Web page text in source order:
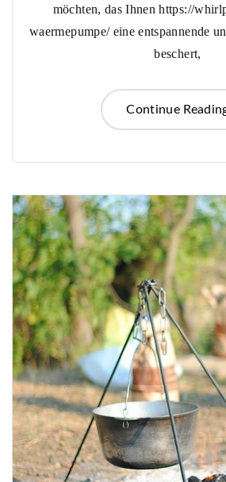
möchten, das Ihnen https://
waermepumpe/ eine entspannende
beschert,
Continue